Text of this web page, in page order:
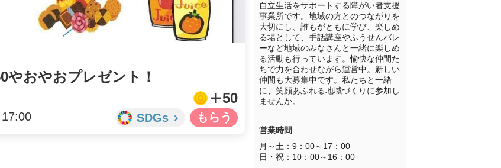
やおやおプレゼント！
50
SDGs
自立生活をサポートする障がい者支援
事業所です。地域の方とのつながりを
大切にし、誰もがともに学び、楽しめ
る場として、手話講座やふうせんバレ
ーなど地域のみなさんと一緒に楽しめ
る活動も行っています。愉快な仲間た
ちで力を合わせながら運営中。新しい
仲間も大募集中です。私たちと一緒
に、笑顔あふれる地域づくりに参加し
ませんか。
営業時間
月～土：9：00～17：00
日・祝：10：00～16：00